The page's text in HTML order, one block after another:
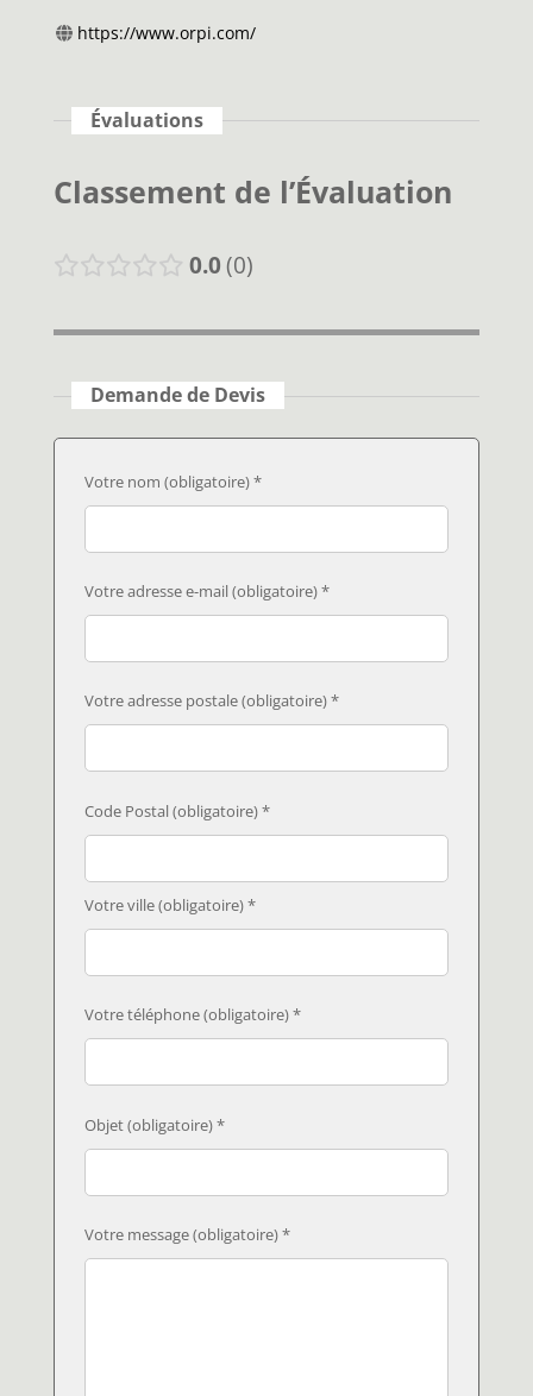
https://www.orpi.com/
Évaluations
Classement de l’Évaluation
0.0 0
Demande de Devis
Votre nom (obligatoire) *
Votre adresse e-mail (obligatoire) *
Votre adresse postale (obligatoire) *
Code Postal (obligatoire) *
Votre ville (obligatoire) *
Votre téléphone (obligatoire) *
Objet (obligatoire) *
Votre message (obligatoire) *